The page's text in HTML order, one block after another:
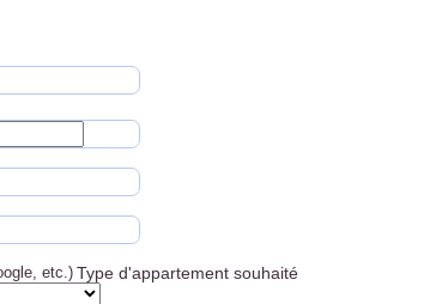
etc.) Type d'appartement souhaité